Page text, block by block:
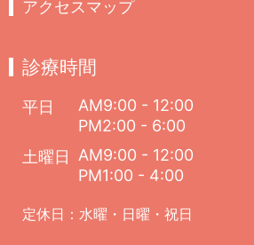
アクセスマップ
診療時間
平日
AM9:00 - 12:00
PM2:00 - 6:00
土曜日
AM9:00 - 12:00
PM1:00 - 4:00
定休日：水曜・日曜・祝日